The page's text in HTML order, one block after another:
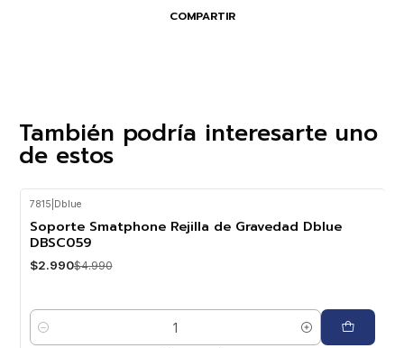
COMPARTIR
También podría interesarte uno
de estos
7815 Dblue
Soporte Smatphone Rejilla de Gravedad Dblue
DBSC059
$2.990$4.990
Cantidad